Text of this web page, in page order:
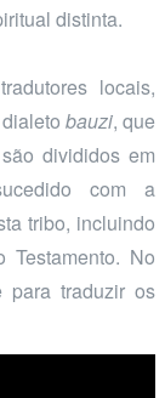
distinta.
locais,
bauzi, que
divididos em
com a
tribo, incluindo
No
para traduzir os